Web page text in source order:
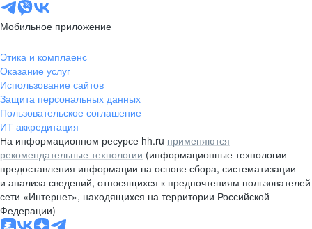
Мобильное приложение
Этика и комплаенс
Оказание услуг
Использование сайтов
Защита персональных данных
Пользовательское соглашение
ИТ аккредитация
На информационном ресурсе hh.ru применяются
рекомендательные технологии (информационные технологии
предоставления информации на основе сбора, систематизации
и анализа сведений, относящихся к предпочтениям пользователей
сети «Интернет», находящихся на территории Российской
Федерации)